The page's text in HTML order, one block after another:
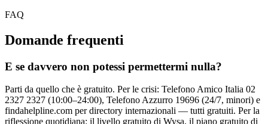
FAQ
Domande frequenti
E se davvero non potessi permettermi nulla?
Parti da quello che è gratuito. Per le crisi: Telefono Amico Italia 02
2327 2327 (10:00–24:00), Telefono Azzurro 19696 (24/7, minori) e
findahelpline.com per directory internazionali — tutti gratuiti. Per la
riflessione quotidiana: il livello gratuito di Wysa, il piano gratuito di